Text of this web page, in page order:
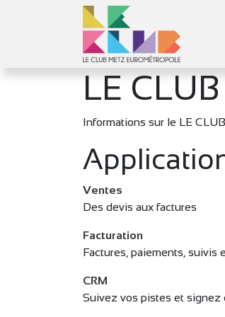
Se rendre au contenu
LE
Informations sur le LE
Ventes
Des devis aux factures
Facturation
Factures, paiements, suivis
CRM
Suivez vos pistes et signez